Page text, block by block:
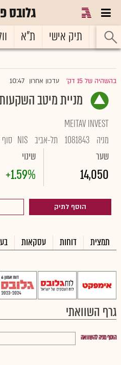
גלובס
ראשי תיק אישי ת"א
בהשהיה של 15 דק' עדכון אחרון 10:47
מניית מיטב
MEITAV INVEST
מניה 1081843 תל-אביב NIS סוף
שער
14,050
שינוי
+1.59%
הוסף לתיק
תמצית דוחות עסקאות
גרף השוואתי
הוסף מניה להשוואה